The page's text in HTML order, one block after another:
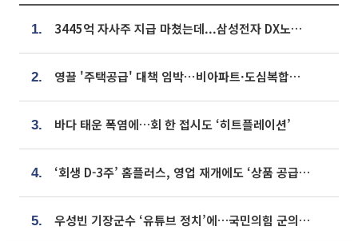
1. 3445억 자사주 지급 마쳤는데...삼성전자 DX노조, 뒤늦은 '떼쓰기 집회'
2. 영끌 '주택공급' 대책 임박⋯비아파트·도심복합까지 총동원
3. 바다 태운 폭염에…회 한 접시도 ‘히트플레이션’
4. ‘회생 D-3주’ 홈플러스, 영업 재개에도 ‘상품 공급망’ 복구가 생존 관건
5. 우성빈 기장군수 ‘유튜브 정치’에…국민의힘 군의원들 집단 반발